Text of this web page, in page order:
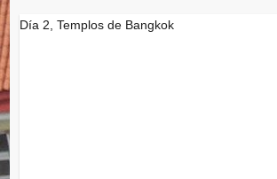
Día 2, Templos de Bangkok